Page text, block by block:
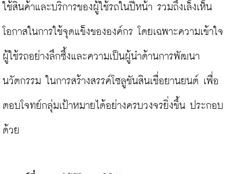
ใช้สินค้าและบริการของผู้ใช้รถในปีหน้า รวมถึงเล็งเห็น
โอกาสในการใช้จุดแข็งขององค์กร โดยเฉพาะความเข้าใจ
ผู้ใช้รถอย่างลึกซึ้งและความเป็นผู้นำด้านการพัฒนา
นวัตกรรม ในการสร้างสรรค์โซลูชันสินเชื่อยานยนต์ เพื่อ
ตอบโจทย์กลุ่มเป้าหมายได้อย่างครบวงจรยิ่งขึ้น ประกอบ
ด้วย